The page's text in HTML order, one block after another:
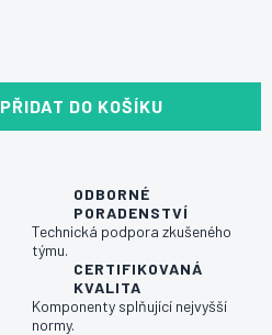
PŘIDAT DO KOŠÍKU
ODBORNÉ
PORADENSTVÍ
Technická podpora zkušeného
týmu.
CERTIFIKOVANÁ
KVALITA
Komponenty splňující nejvyšší
normy.